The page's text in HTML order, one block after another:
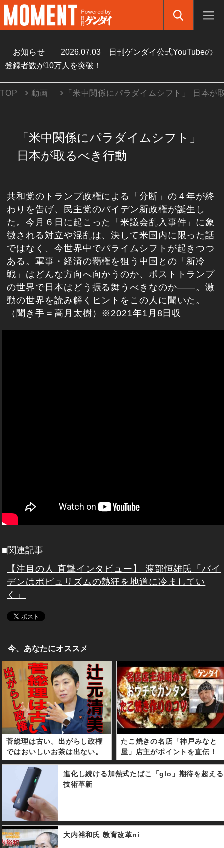
お知らせ 2026.07.03
日刊ゲンダイ公式YouTubeの
登録者数が10万人を突破！
TOP 動画 「米中関係にパラダイムシフト」 日本が
「米中関係にパラダイムシフト」
日本が取るべき行動
共和党のトランプ政権による「分断」の４年が終
わりを告げ、民主党のバイデン新政権が誕生し
た。今月６日に起こった「米議会乱入事件」に象
徴される対立や混乱は、決して米国内に限った話
ではなく、今世界中でパライムシフトが起きつつ
ある。軍事・経済の覇権を狙う中国との「新冷
戦」はどんな方向へ向かうのか、ポストトランプ
の世界で日本はどう振る舞うべきなのか――。激
動の世界を読み解くヒントをこの人に聞いた。
（聞き手＝高月太樹）※2021年1月8日収
■関連記事
【注目の人 直撃インタビュー】 渡部恒雄氏「バイ
デンはポピュリズムの熱狂を地道に冷ましてい
く」
今、あなたにオススメ
菅総理は古い。出がらし政権
ではおいしいお茶は出ない。
たこ焼きの名店「神戸みなと
屋」店主がポイントを直伝！
進化し続ける加熱式たばこ「glo」期待を超える
技術革新
大内裕和氏 教育改革ni